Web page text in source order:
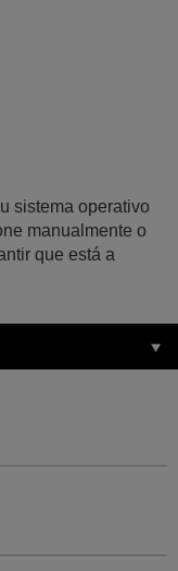
sistema operativo
manualmente o
que está a